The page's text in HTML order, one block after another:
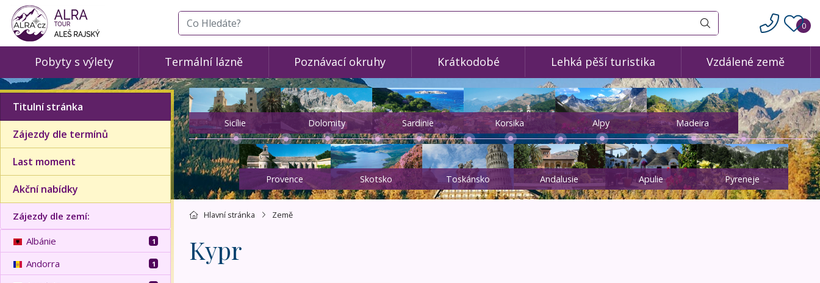
co hledáte
Vyhledat
0
Pobyty s výlety Termální lázně Poznávací okruhy Krátkodobé Lehká pěší turistika Vzdálené země
Titulní stránka
Zájezdy dle termínů
Last moment
Akční nabídky
Zájezdy dle zemí:
Albánie 1
Andorra 1
Sicílie Dolomity Sardinie Korsika Alpy Madeira
Provence Skotsko Toskánsko Andalusie Apulie Pyreneje
Hlavní stránka Země
Kypr